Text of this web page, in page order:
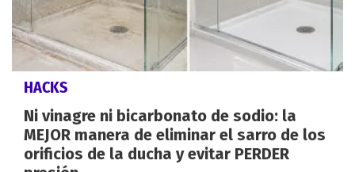
HACKS
Ni vinagre ni bicarbonato de sodio: la
MEJOR manera de eliminar el sarro de los
orificios de la ducha y evitar PERDER